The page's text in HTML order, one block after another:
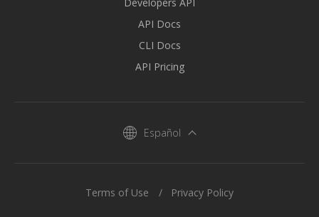
API Docs
CLI Docs
API Pricing
Español
Terms of Use Privacy Policy